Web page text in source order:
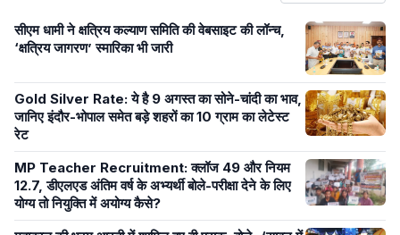
सीएम धामी ने क्षत्रिय कल्याण समिति की वेबसाइट की लॉन्च,
‘क्षत्रिय जागरण’ स्मारिका भी जारी
Gold Silver Rate: ये है 9 अगस्त का सोने-चांदी का भाव,
जानिए इंदौर-भोपाल समेत बड़े शहरों का 10 ग्राम का लेटेस्ट
रेट
MP Teacher Recruitment: क्लॉज 49 और नियम
12.7, डीएलएड अंतिम वर्ष के अभ्यर्थी बोले-परीक्षा देने के लिए
योग्य तो नियुक्ति में अयोग्य कैसे?